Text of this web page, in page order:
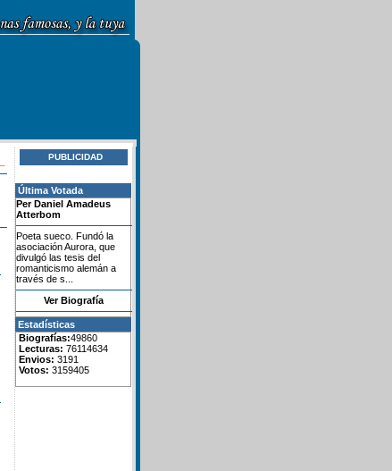
PUBLICIDAD
Última Votada
Per Daniel Amadeus
Atterbom
Poeta sueco. Fundó la
asociación Aurora, que
divulgó las tesis del
romanticismo alemán a
través de s...
Ver Biografía
Estadísticas
Biografías:49860
Lecturas: 76114634
Envios: 3191
Votos: 3159405